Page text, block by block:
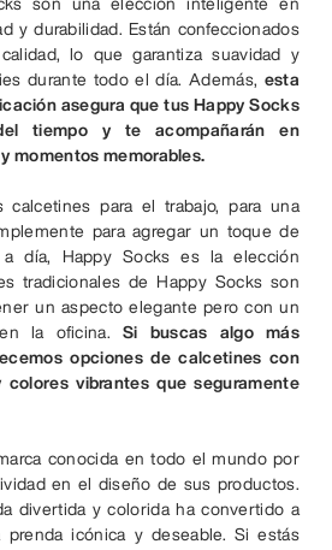
son una elección inteligente en
y durabilidad. Están confeccionados
lo que garantiza suavidad y
durante todo el día. Además, esta
asegura que tus Happy Socks
tiempo y te acompañarán en
momentos memorables.
calcetines para el trabajo, para una
para agregar un toque de
día, Happy Socks es la elección
tradicionales de Happy Socks son
un aspecto elegante pero con un
la oficina.Si buscas algo más
opciones de calcetines con
colores vibrantes que seguramente
conocida en todo el mundo por
en el diseño de sus productos.
divertida y colorida ha convertido a
prenda icónica y deseable. Si estás